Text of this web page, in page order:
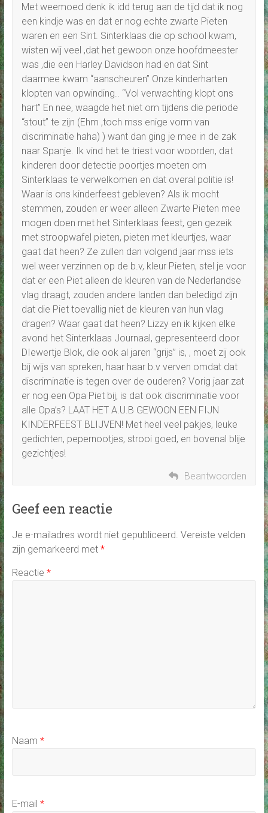
Met weemoed denk ik idd terug aan de tijd dat ik nog
een kindje was en dat er nog echte zwarte Pieten
waren en een Sint. Sinterklaas die op school kwam,
wisten wij veel ,dat het gewoon onze hoofdmeester
was ,die een Harley Davidson had en dat Sint
daarmee kwam “aanscheuren” Onze kinderharten
klopten van opwinding.. “Vol verwachting klopt ons
hart” En nee, waagde het niet om tijdens die periode
“stout” te zijn (Ehm ,toch mss enige vorm van
discriminatie haha) ) want dan ging je mee in de zak
naar Spanje. Ik vind het te triest voor woorden, dat
kinderen door detectie poortjes moeten om
Sinterklaas te verwelkomen en dat overal politie is!
Waar is ons kinderfeest gebleven? Als ik mocht
stemmen, zouden er weer alleen Zwarte Pieten mee
mogen doen met het Sinterklaas feest, gen gezeik
met stroopwafel pieten, pieten met kleurtjes, waar
gaat dat heen? Ze zullen dan volgend jaar mss iets
wel weer verzinnen op de b.v, kleur Pieten, stel je voor
dat er een Piet alleen de kleuren van de Nederlandse
vlag draagt, zouden andere landen dan beledigd zijn
dat die Piet toevallig niet de kleuren van hun vlag
dragen? Waar gaat dat heen? Lizzy en ik kijken elke
avond het Sinterklaas Journaal, gepresenteerd door
DIewertje Blok, die ook al jaren “grijs” is, , moet zij ook
bij wijs van spreken, haar haar b.v verven omdat dat
discriminatie is tegen over de ouderen? Vorig jaar zat
er nog een Opa Piet bij, is dat ook discriminatie voor
alle Opa’s? LAAT HET A.U.B GEWOON EEN FIJN
KINDERFEEST BLIJVEN! Met heel veel pakjes, leuke
gedichten, pepernootjes, strooi goed, en bovenal blije
gezichtjes!
Beantwoorden
Geef een reactie
Je e-mailadres wordt niet gepubliceerd. Vereiste velden
zijn gemarkeerd met *
Reactie *
Naam *
E-mail *